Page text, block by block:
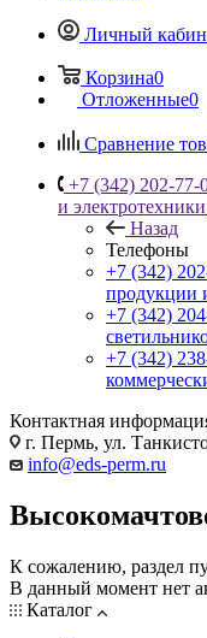
Личный
Корзина0
Отложенные0
Сравнение
+7 (342) 202-77-
и электротехники
Назад
Телефоны
+7 (342)
продукции
+7 (342)
+7 (342)
Контактная
г. Пермь, ул.
info@eds-perm.ru
К сожалению, раздел
В данный момент нет
Каталог